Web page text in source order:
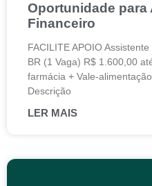
Oportunidade para
Financeiro
FACILITE APOIO
BR (1 Vaga) R$ 1.600,00
farmácia + Vale-
Descrição
LER MAIS